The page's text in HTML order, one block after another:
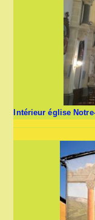
Intérieur église